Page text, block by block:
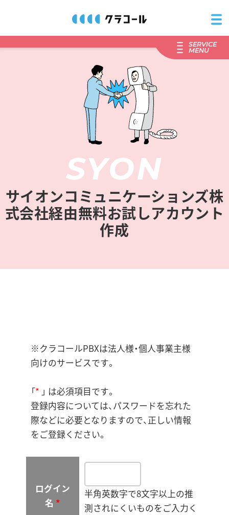
C
o
ー
ル
SERVICE
MENU
SYON
サイオンコミュニケーションズ株
式会社経由無料お試しアカウント
作成
※クラコールPBXは法人様・個人事業主様
向けのサービスです。
「* 」 は必須項目です。
登録内容については、パスワードを忘れた
際などに必要となりますので、正しい情報
をご登録ください。
ログイン
名 *
半角英数字で8文字以上の推
測されにくいものをご入力く